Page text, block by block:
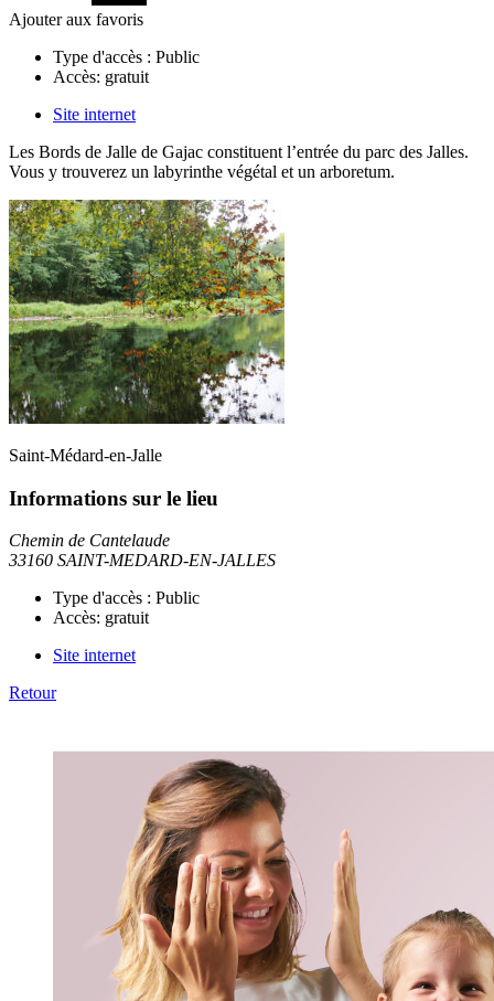
Ajouter aux favoris
Type d'accès : Public
Accès: gratuit
Site internet
Les Bords de Jalle de Gajac constituent l’entrée du parc des Jalles.
Vous y trouverez un labyrinthe végétal et un arboretum.
Saint-Médard-en-Jalle
Informations sur le lieu
Chemin de Cantelaude
33160 SAINT-MEDARD-EN-JALLES
Type d'accès : Public
Accès: gratuit
Site internet
Retour